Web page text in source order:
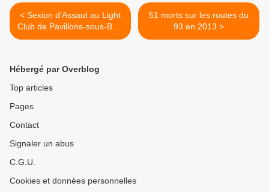
< Sexion d’Assaut au Light
Club de Pavillons-sous-Bois
le samedi 8 février 2014
51 morts sur les routes du
93 en 2013 >
Hébergé par Overblog
Top articles
Pages
Contact
Signaler un abus
C.G.U.
Cookies et données personnelles